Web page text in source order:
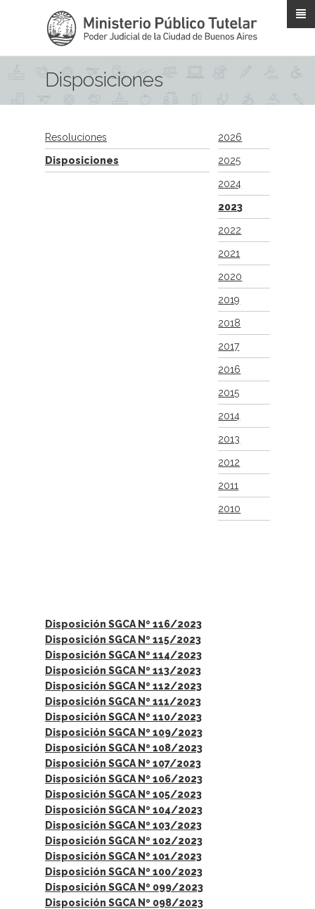
Disposiciones
Resoluciones
Disposiciones
2026
2025
2024
2023
2022
2021
2020
2019
2018
2017
2016
2015
2014
2013
2012
2011
2010
Disposición SGCA Nº 116/2023
Disposición SGCA Nº 115/2023
Disposición SGCA Nº 114/2023
Disposición SGCA Nº 113/2023
Disposición SGCA Nº 112/2023
Disposición SGCA Nº 111/2023
Disposición SGCA Nº 110/2023
Disposición SGCA Nº 109/2023
Disposición SGCA Nº 108/2023
Disposición SGCA Nº 107/2023
Disposición SGCA Nº 106/2023
Disposición SGCA Nº 105/2023
Disposición SGCA Nº 104/2023
Disposición SGCA Nº 103/2023
Disposición SGCA Nº 102/2023
Disposición SGCA Nº 101/2023
Disposición SGCA Nº 100/2023
Disposición SGCA Nº 099/2023
Disposición SGCA Nº 098/2023